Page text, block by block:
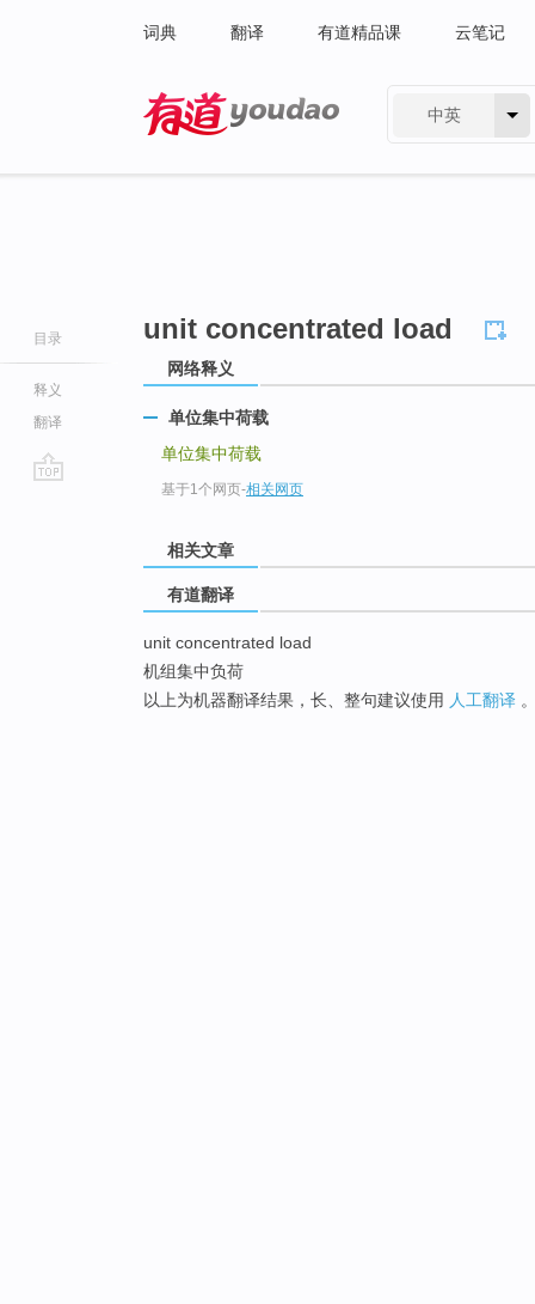
词典 翻译 有道精品课 云笔记
中英
目录
释义
翻译
unit concentrated load
网络释义
单位集中荷载
单位集中荷载
基于1个网页-相关网页
相关文章
有道翻译
unit concentrated load
机组集中负荷
以上为机器翻译结果，长、整句建议使用 人工翻译